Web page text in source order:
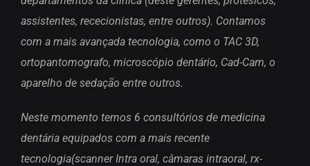
assistentes, rececionistas, entre outros). Contamos
com a mais avançada tecnologia, como o TAC 3D,
ortopantomografo, microscópio dentário, Cad-Cam, o
aparelho de sedação entre outros.
Neste momento temos 6 consultórios de medicina
dentária equipados com a mais recente
tecnologia(scanner Intra oral, câmaras intraoral, rx-